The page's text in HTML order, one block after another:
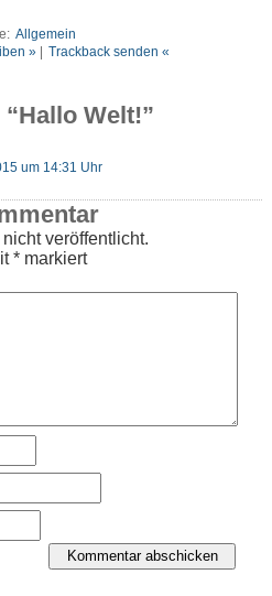
Allgemein
» | Trackback senden «
Welt!”
um 14:31 Uhr
veröffentlicht.
*markiert